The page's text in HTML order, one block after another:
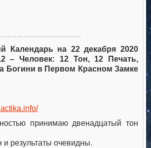
Календарь на 22 декабря 2020
– Человек: 12 Тон, 12 Печать,
Богини в Первом Красном Замке
принимаю двенадцатый тон
и результаты очевидны.